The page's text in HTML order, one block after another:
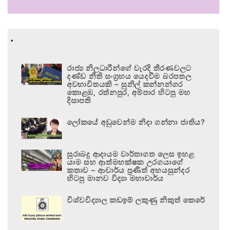
.
රාජ්‍ය නිලධාරීන්ගේ වැරදි තීරණවලට
දණ්ඩ නීති සංග්‍රහය යෙදවීම බරපතල
අවභාවිතයකි – සුනිල් කන්නන්ගර
කොළඹ, රත්නපුර, අම්පාර හිටපු මහ
දිසාපති
ලෝකයේ අඩුවෙන්ම නිදා ගන්නා ජාතිය?
සුරාබදු ආදායම වාර්තාගත ලෙස ඉහළ
යාම සහ ආත්මභක්ෂක උරගයාගේ
කතාව – ආචාර්ය ප්‍රණීත් අභයසුන්දර
හිටපු මානව විද්‍යා මහාචාර්ය
විශ්වවිද්‍යාල කඩඉම් ලකුණු නිකුත් කෙරේ